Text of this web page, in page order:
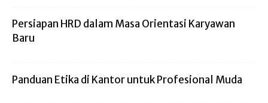
Persiapan HRD dalam Masa Orientasi Karyawan
Baru
Panduan Etika di Kantor untuk Profesional Muda